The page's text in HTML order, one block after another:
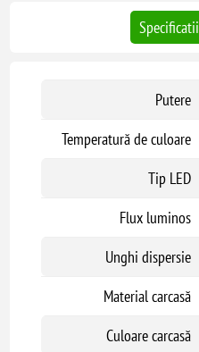
Specificatii
Putere
Temperatură de culoare
Tip LED
Flux luminos
Unghi dispersie
Material carcasă
Culoare carcasă